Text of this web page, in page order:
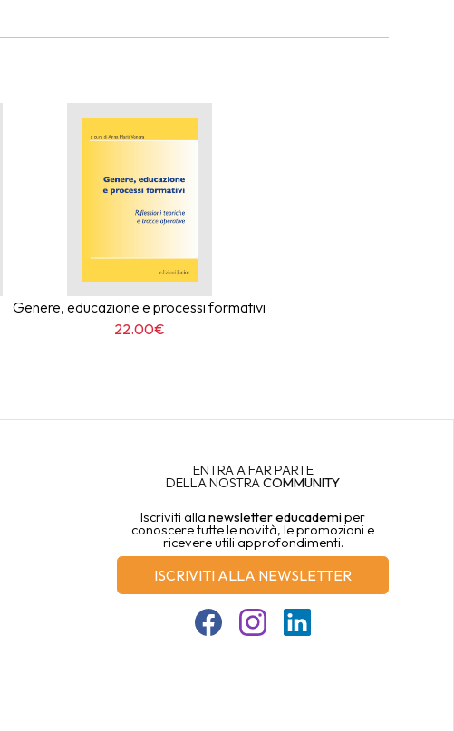
Genere, educazione e processi formativi
22.00€
ENTRA A FAR PARTE
DELLA NOSTRA COMMUNITY
Iscriviti alla newsletter educademiper
conoscere tutte le novità, le promozioni e
ricevere utili approfondimenti.
ISCRIVITI ALLA NEWSLETTER